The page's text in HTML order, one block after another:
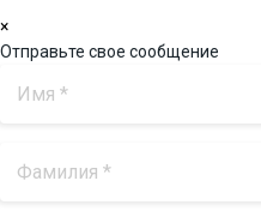
×
Отправьте свое сообщение